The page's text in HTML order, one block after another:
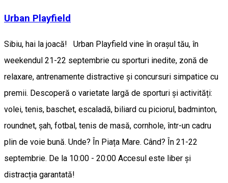
Urban Playfield
Sibiu, hai la joacă! Urban Playfield vine în orașul tău, în
weekendul 21-22 septembrie cu sporturi inedite, zonă de
relaxare, antrenamente distractive și concursuri simpatice cu
premii. Descoperă o varietate largă de sporturi și activități:
volei, tenis, baschet, escaladă, biliard cu piciorul, badminton,
roundnet, șah, fotbal, tenis de masă, cornhole, într-un cadru
plin de voie bună. Unde? În Piața Mare. Când? În 21-22
septembrie. De la 10:00 - 20:00 Accesul este liber și
distracția garantată!